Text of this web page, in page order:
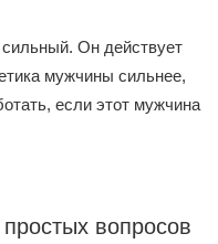
Он действует
мужчины сильнее,
если этот мужчина
вопросов